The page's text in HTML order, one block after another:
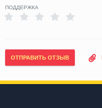
ПОДДЕРЖКА
ОТПРАВИТЬ ОТЗЫВ